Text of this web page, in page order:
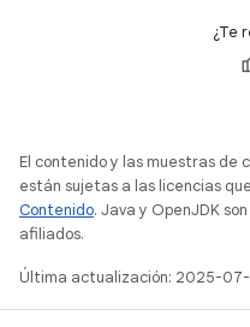
¿Te
El contenido y las muestras de
están sujetas a las licencias
Contenido. Java y OpenJDK
afiliados.
Última actualización: 2025-07-